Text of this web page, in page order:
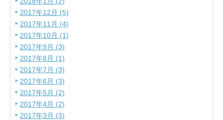
2017年12月 (5)
2017年11月 (4)
2017年10月 (1)
2017年9月 (3)
2017年8月 (1)
2017年7月 (3)
2017年6月 (3)
2017年5月 (2)
2017年4月 (2)
2017年3月 (3)